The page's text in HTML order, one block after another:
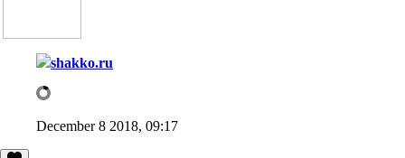
shakko.ru
December 8 2018, 09:17